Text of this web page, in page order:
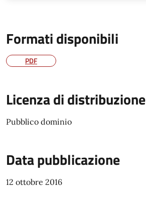
Formati disponibili
PDF
Licenza di distribuzione
Pubblico dominio
Data pubblicazione
12 ottobre 2016